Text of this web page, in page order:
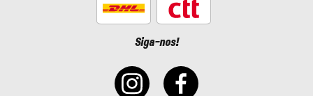
Siga-nos!